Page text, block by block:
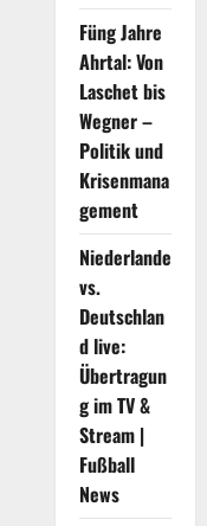
Füng Jahre
Ahrtal: Von
Laschet bis
Wegner –
Politik und
Krisenmana
gement
Niederlande
vs.
Deutschlan
d live:
Übertragun
g im TV &
Stream |
Fußball
News